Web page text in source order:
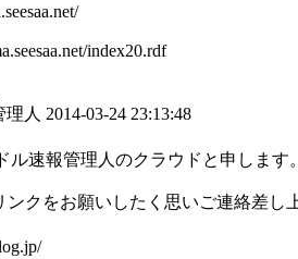
index20.rdf
人 2014-03-24 23:13:48
ル速報管理人のクラウドと申します。
ンクをお願いしたく思いご連絡差し